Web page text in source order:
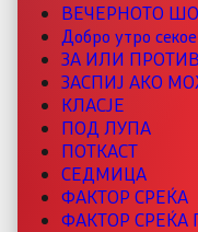
ВЕЧЕРНОТО
Добро утро
ЗА ИЛИ ПРОТИВ
ЗАСПИЈ АКО
КЛАСЈЕ
ПОД ЛУПА
ПОТКАСТ
СЕДМИЦА
ФАКТОР СРЕЌА
ФАКТОР СРЕЌА